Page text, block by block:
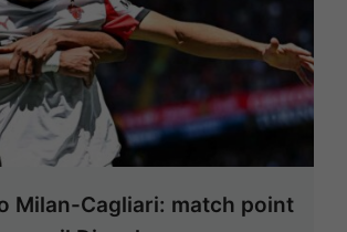
Milan-Cagliari: match point